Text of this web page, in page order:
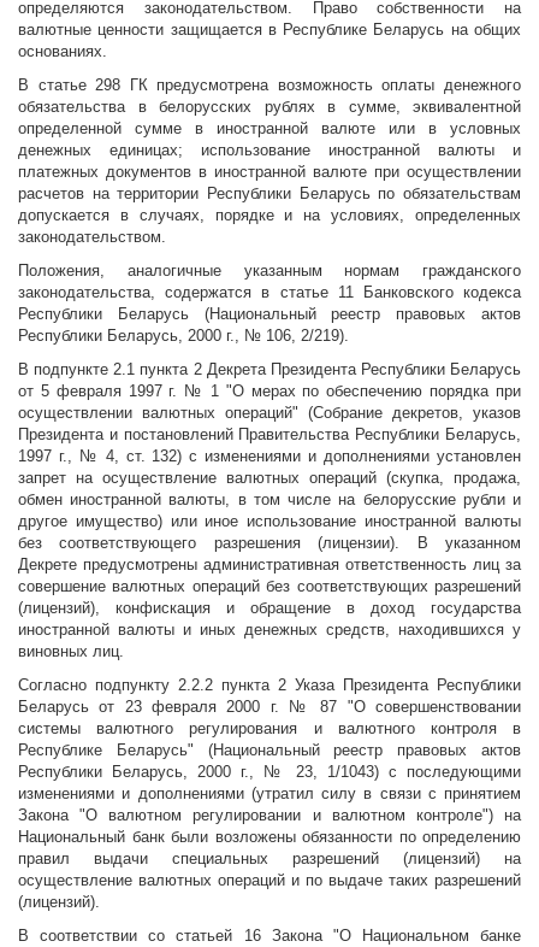
определяются законодательством. Право собственности на
валютные ценности защищается в Республике Беларусь на общих
основаниях.
В статье 298 ГК предусмотрена возможность оплаты денежного
обязательства в белорусских рублях в сумме, эквивалентной
определенной сумме в иностранной валюте или в условных
денежных единицах; использование иностранной валюты и
платежных документов в иностранной валюте при осуществлении
расчетов на территории Республики Беларусь по обязательствам
допускается в случаях, порядке и на условиях, определенных
законодательством.
Положения, аналогичные указанным нормам гражданского
законодательства, содержатся в статье 11 Банковского кодекса
Республики Беларусь (Национальный реестр правовых актов
Республики Беларусь, 2000 г., № 106, 2/219).
В подпункте 2.1 пункта 2 Декрета Президента Республики Беларусь
от 5 февраля 1997 г. № 1 "О мерах по обеспечению порядка при
осуществлении валютных операций" (Собрание декретов, указов
Президента и постановлений Правительства Республики Беларусь,
1997 г., № 4, ст. 132) с изменениями и дополнениями установлен
запрет на осуществление валютных операций (скупка, продажа,
обмен иностранной валюты, в том числе на белорусские рубли и
другое имущество) или иное использование иностранной валюты
без соответствующего разрешения (лицензии). В указанном
Декрете предусмотрены административная ответственность лиц за
совершение валютных операций без соответствующих разрешений
(лицензий), конфискация и обращение в доход государства
иностранной валюты и иных денежных средств, находившихся у
виновных лиц.
Согласно подпункту 2.2.2 пункта 2 Указа Президента Республики
Беларусь от 23 февраля 2000 г. № 87 "О совершенствовании
системы валютного регулирования и валютного контроля в
Республике Беларусь" (Национальный реестр правовых актов
Республики Беларусь, 2000 г., № 23, 1/1043) с последующими
изменениями и дополнениями (утратил силу в связи с принятием
Закона "О валютном регулировании и валютном контроле") на
Национальный банк были возложены обязанности по определению
правил выдачи специальных разрешений (лицензий) на
осуществление валютных операций и по выдаче таких разрешений
(лицензий).
В соответствии со статьей 16 Закона "О Национальном банке